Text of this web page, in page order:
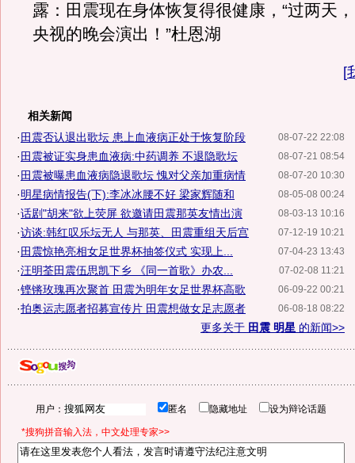
露：田震现在身体恢复得很健康，“过两天
央视的晚会演出！”杜恩湖
[
相关新闻
08-07-22 22:08
· 田震否认退出歌坛 患上血液病正处于恢复阶段
08-07-21 08:54
· 田震被证实身患血液病:中药调养 不退隐歌坛
08-07-20 10:30
· 田震被曝患血液病隐退歌坛 愧对父亲加重病情
08-05-08 00:24
·明星病情报告(下):李冰冰腰不好 梁家辉随和
08-03-13 10:16
·话剧"胡来"欲上荧屏 欲邀请田震那英友情出演
07-12-19 10:21
·访谈:韩红叹乐坛无人 与那英、田震重组天后宫
07-04-23 13:43
· 田震惊艳亮相女足世界杯抽签仪式 实现上...
07-02-08 11:21
·汪明荃田震伍思凯下乡 《同一首歌》办农...
06-09-22 00:21
·铿锵玫瑰再次聚首 田震为明年女足世界杯高歌
06-08-18 08:22
·拍奥运志愿者招募宣传片 田震想做女足志愿者
更多关于 田震 明星 的新闻>>
用户： 匿名 隐藏地址 设为辩论话题
*搜狗拼音输入法，中文处理专家>>